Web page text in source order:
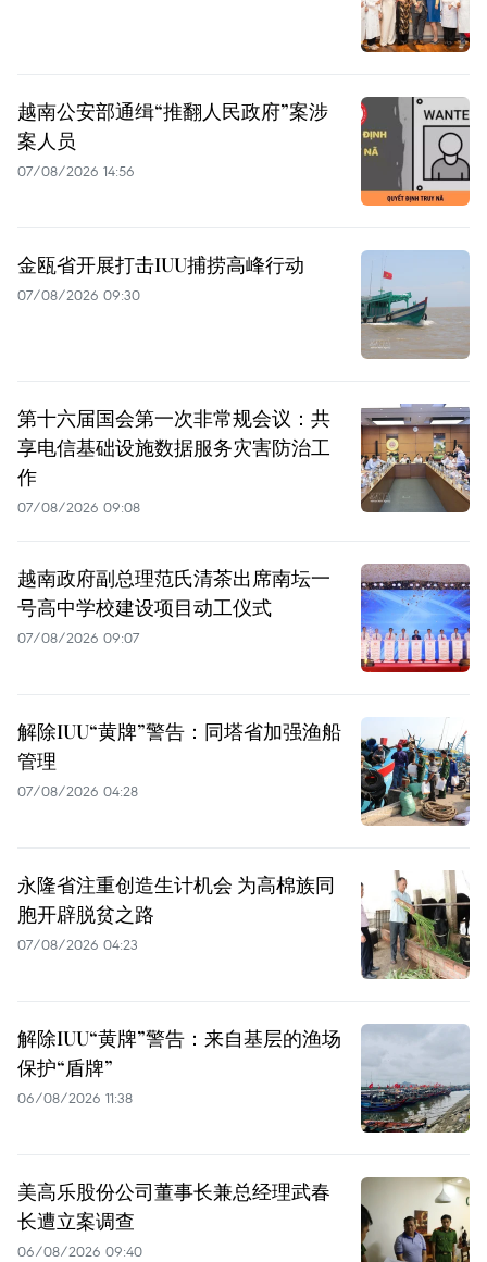
越南公安部通缉“推翻人民政府”案涉
案人员
07/08/2026 14:56
金瓯省开展打击IUU捕捞高峰行动
07/08/2026 09:30
第十六届国会第一次非常规会议：共
享电信基础设施数据服务灾害防治工
作
07/08/2026 09:08
越南政府副总理范氏清茶出席南坛一
号高中学校建设项目动工仪式
07/08/2026 09:07
解除IUU“黄牌”警告：同塔省加强渔船
管理
07/08/2026 04:28
永隆省注重创造生计机会 为高棉族同
胞开辟脱贫之路
07/08/2026 04:23
解除IUU“黄牌”警告：来自基层的渔场
保护“盾牌”
06/08/2026 11:38
美高乐股份公司董事长兼总经理武春
长遭立案调查
06/08/2026 09:40